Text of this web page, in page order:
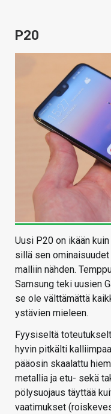
P20
Uusi P20 on ikään
sillä sen
malliin nähden.
Samsung teki uusien
se ole välttämättä
ystävien mieleen.
Fyysiseltä
hyvin pitkälti
pääosin skaalattu
metallia ja etu- sekä
pölysuojaus täyttää
vaatimukset